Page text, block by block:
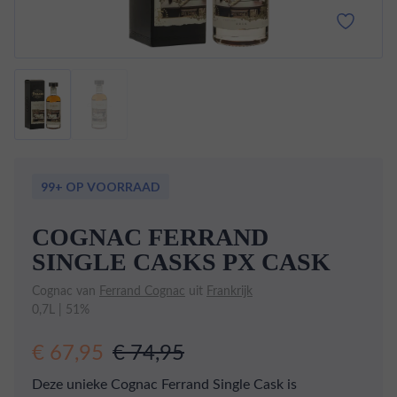
99+ OP VOORRAAD
COGNAC FERRAND
SINGLE CASKS PX CASK
Cognac van Ferrand Cognac uit Frankrijk
0,7L | 51%
€ 67,95 € 74,95
Deze unieke Cognac Ferrand Single Cask is